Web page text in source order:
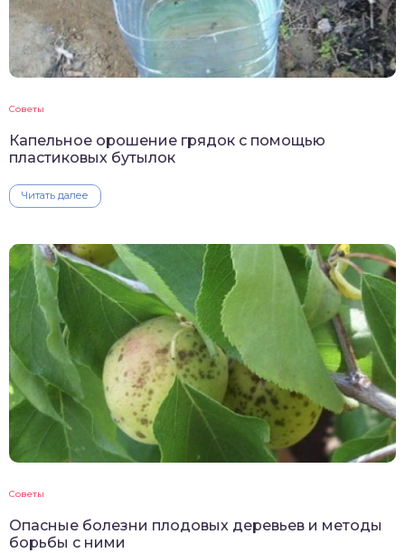
Советы
Капельное орошение грядок с помощью
пластиковых бутылок
Читать далее
Советы
Опасные болезни плодовых деревьев и методы
борьбы с ними